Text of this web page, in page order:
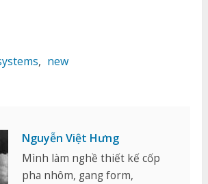
, new
Nguyễn Việt Hưng
Mình làm nghề thiết kế cốp
pha nhôm, gang form,